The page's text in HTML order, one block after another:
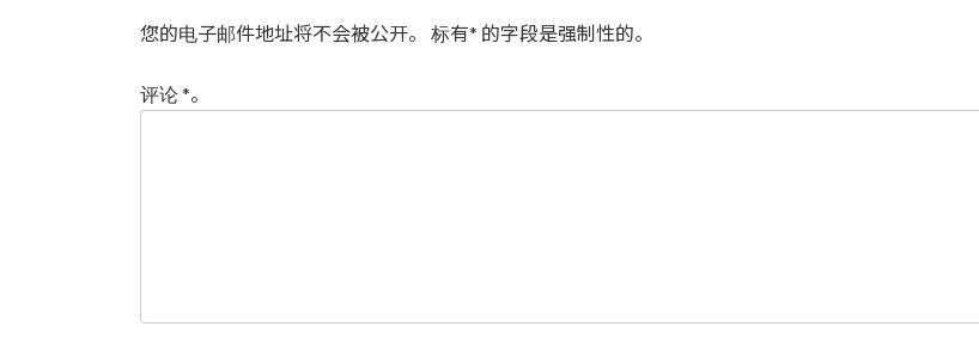
您的电子邮件地址将不会被公开。 标有* 的字段是强制性的。
评论*。